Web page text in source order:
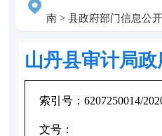
南> 县政府部门信息公
山丹县审计局
索引号： 6207250014/
文号：